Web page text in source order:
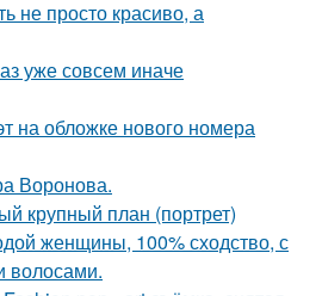
не просто красиво, а
уже совсем иначе
на обложке нового номера
Воронова.
крупный план (портрет)
женщины, 100% сходство, с